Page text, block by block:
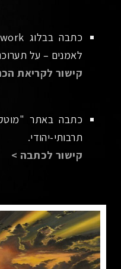
לאמנים – על
קישור לקריאת
כתבה באתר
תרבותי-יהודי.
קישור לכתבה >